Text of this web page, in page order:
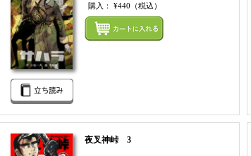
まとめてカートにいれる
購入： ¥440 （税込）
夜叉神峠 3